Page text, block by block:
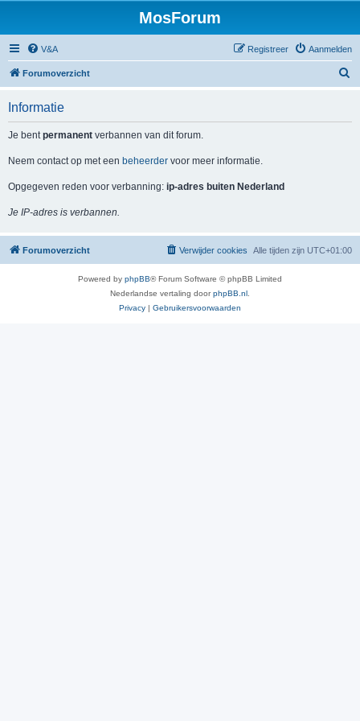
MosForum
V&A Aanmelden
Registreer
Forumoverzicht
Informatie
Je bentpermanent verbannen van dit forum.
Neem contact op met een beheerder voor meer informatie.
Opgegeven reden voor verbanning: ip-adres buiten Nederland
Je IP-adres is verbannen.
Forumoverzicht Alle tijden zijn UTC+01:00
Verwijder cookies
Powered by phpBB® Forum Software © phpBB Limited
Nederlandse vertaling doorphpBB.nl
Privacy | Gebruikersvoorwaarden